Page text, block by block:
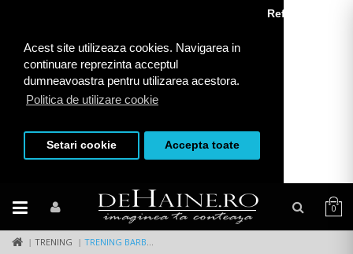
Acest site utilizeaza cookies. Navigarea in
continuare reprezinta acceptul
dumneavoastra pentru utilizarea acestora.
Politica de utilizare cookie
Refuza toate
Setari cookie Accepta toate
0
TRENING TRENING BARBATI SLIM FIT NEGRU PANTALONI + HANORAC K173 Z21